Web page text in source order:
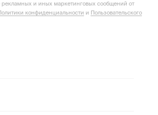
рекламных и иных маркетинговых сообщений от
конфиденциальности и Пользовательского